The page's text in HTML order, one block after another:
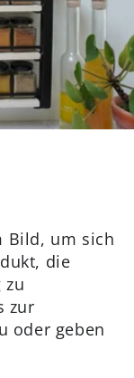
Bild, um sich
die
zu
zur
oder geben